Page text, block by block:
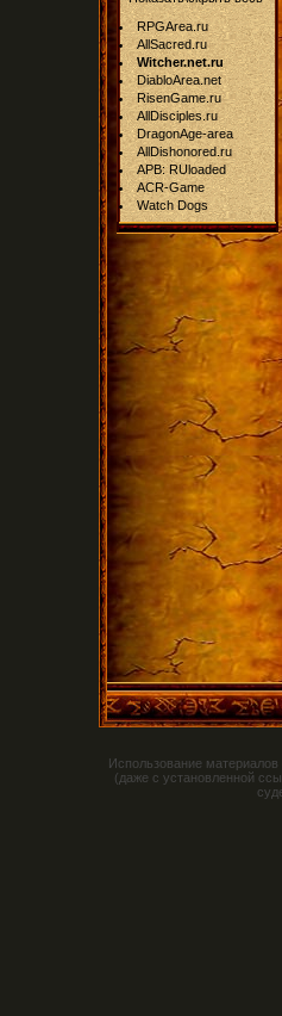
RPGArea.ru
AllSacred.ru
Witcher.net.ru
DiabloArea.net
RisenGame.ru
AllDisciples.ru
DragonAge-area
AllDishonored.ru
APB: RUloaded
ACR-Game
Watch Dogs
Использование
(даже с установленной